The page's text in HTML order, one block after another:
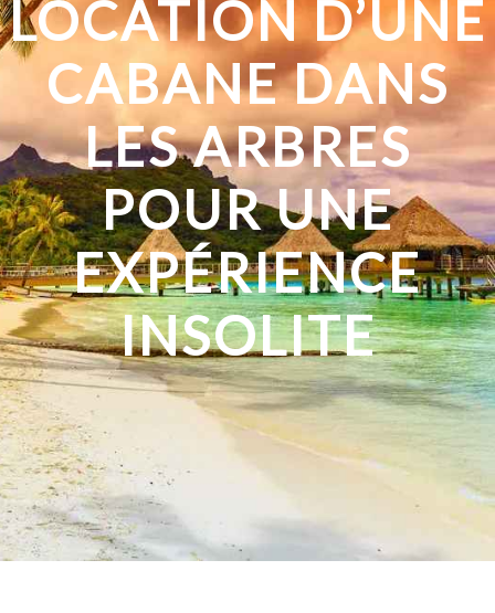
LOCATION D’UNE
CABANE DANS
LES ARBRES
POUR UNE
EXPÉRIENCE
INSOLITE